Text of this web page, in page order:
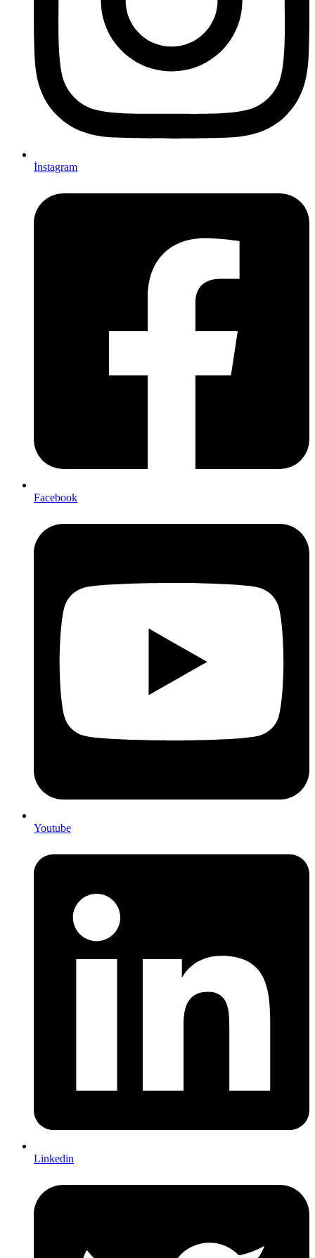
İnstagram
Facebook
Youtube
Linkedin